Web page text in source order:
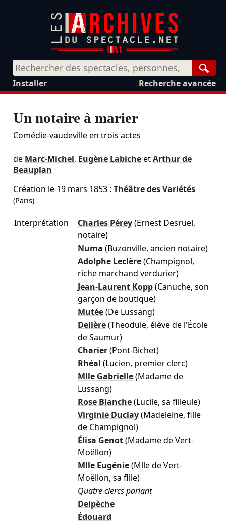
Recherche avancée
Installer
Un notaire à marier
Comédie-vaudeville en trois actes
de Marc-Michel, Eugène LabicheetArthur de
Beauplan
Création le 19 mars 1853: Théâtre des Variétés
(Paris)
Interprétation Charles Pérey (Ernest Desruel,
notaire)
Numa (Buzonville, ancien notaire)
Adolphe Leclère (Champignol,
riche marchand verdurier)
Jean-Laurent Kopp (Canuche, son
garçon de boutique)
Mutée (De Lussang)
Delière (Theodule, élève de l'École
de Saumur)
Charier (Pont-Bichet)
Rhéal (Lucien, premier clerc)
Mlle Gabrielle (Madame de
Lussang)
Rose Blanche (Lucile, sa filleule)
Virginie Duclay (Madeleine, fille
de Champignol)
Élisa Genot (Madame de Vert-
Moëllon)
Mlle Eugénie (Mlle de Vert-
Moëllon, sa fille)
Quatre clercs parlant
Delpèche
Édouard